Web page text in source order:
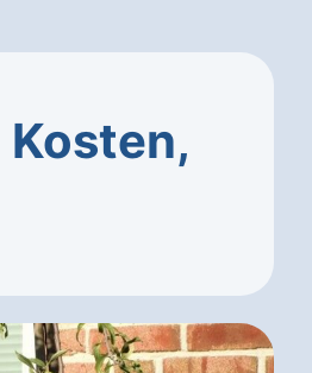
Kosten,